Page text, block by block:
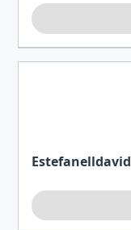
Estefanelldavid